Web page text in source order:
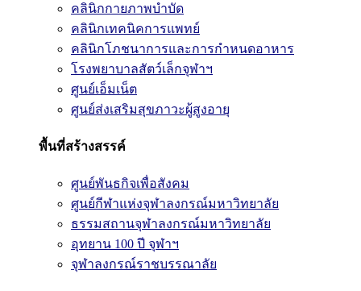
คลินิกกายภาพบำบัด
คลินิกเทคนิคการแพทย์
คลินิกโภชนาการและการกำหนดอาหาร
โรงพยาบาลสัตว์เล็กจุฬาฯ
ศูนย์เอ็มเน็ต
ศูนย์ส่งเสริมสุขภาวะผู้สูงอายุ
พื้นที่สร้างสรรค์
ศูนย์พันธกิจเพื่อสังคม
ศูนย์กีฬาแห่งจุฬาลงกรณ์มหาวิทยาลัย
ธรรมสถานจุฬาลงกรณ์มหาวิทยาลัย
อุทยาน 100 ปี จุฬาฯ
จุฬาลงกรณ์ราชบรรณาลัย